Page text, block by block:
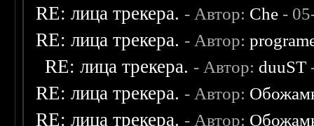
RE: лица трекера. - Автор: Che -
RE: лица трекера. - Автор:
RE: лица трекера. - Автор: duuST
RE: лица трекера. - Автор:
RE: лица трекера. - Автор: